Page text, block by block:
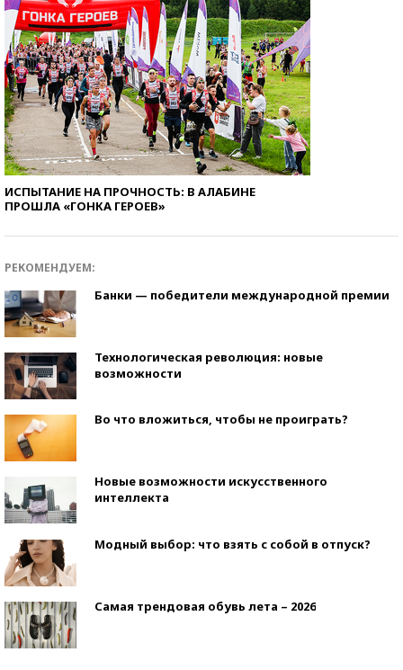
ИСПЫТАНИЕ НА ПРОЧНОСТЬ: В АЛАБИНЕ
ПРОШЛА «ГОНКА ГЕРОЕВ»
РЕКОМЕНДУЕМ:
Банки — победители международной премии
Технологическая революция: новые
возможности
Во что вложиться, чтобы не проиграть?
Новые возможности искусственного
интеллекта
Модный выбор: что взять с собой в отпуск?
Самая трендовая обувь лета – 2026